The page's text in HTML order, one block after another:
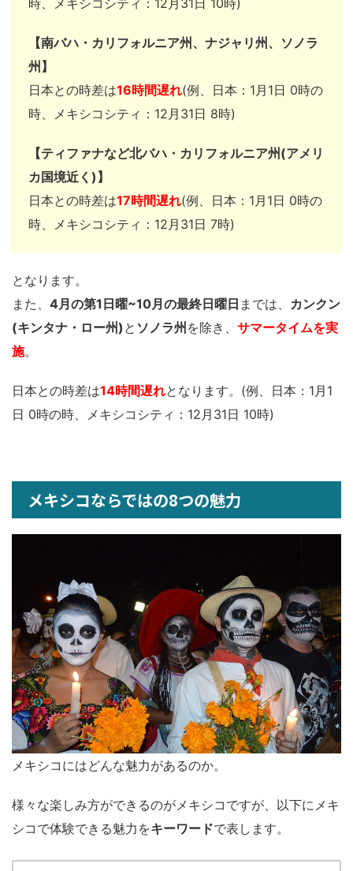
時、メキシコシティ：12月31日 10時)
【南バハ・カリフォルニア州、ナジャリ州、ソノラ
州】
日本との時差は16時間遅れ(例、日本：1月1日 0時の
時、メキシコシティ：12月31日 8時)
【ティファナなど北バハ・カリフォルニア州(アメリ
カ国境近く)】
日本との時差は17時間遅れ(例、日本：1月1日 0時の
時、メキシコシティ：12月31日 7時)
となります。
また、 4月の第1日曜~10月の最終日曜日 までは、 カンクン
(キンタナ・ロー州) と ソノラ州 を除き、 サマータイムを実
施。
日本との時差は14時間遅れとなります。(例、日本：1月1
日 0時の時、メキシコシティ：12月31日 10時)
メキシコならではの8つの魅力
メキシコにはどんな魅力があるのか。
様々な楽しみ方ができるのがメキシコですが、以下にメキ
シコで体験できる魅力をキーワードで表します。